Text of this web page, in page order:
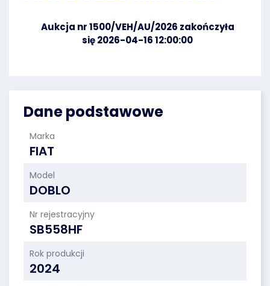
Dane podstawowe
Marka
FIAT
Model
DOBLO
Nr rejestracyjny
SB558HF
Rok produkcji
2024
Aukcja nr 1500/VEH/AU/2026 zakończyła
się 2026-04-16 12:00:00